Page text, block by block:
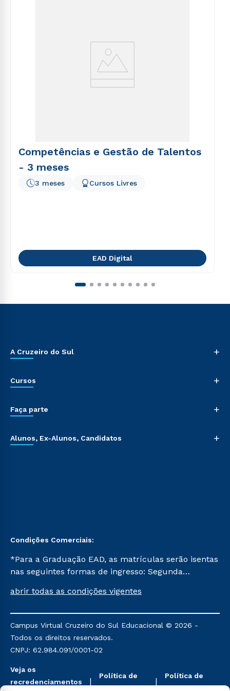
Competências e Gestão de Talentos
- 3 meses
3 meses Cursos Livres
EAD Digital
A Cruzeiro do Sul +
Cursos +
Faça parte +
Alunos, Ex-Alunos, Candidatos +
Condições Comerciais:
*Para a Graduação EAD, as matrículas serão isentas
nas seguintes formas de ingresso: Segunda
Já para as demais, a taxa de matrícula será de R$
mencionadas são referentes aos cursos: Ensino
Religioso, Geografia para a Docência e Metodologia
do Ensino de História: Questões Atuais.
abrir todas as condições vigentes
Campus Virtual Cruzeiro do Sul Educacional © 2026 -
Todos os direitos reservados.
CNPJ: 62.984.091/0001-02
Veja os
recredenciamentos
Política de
Privacidade
Política de
Cookies